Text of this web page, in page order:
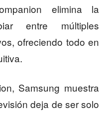
elimina la
entre múltiples
ofreciendo todo en
Samsung muestra
deja de ser solo